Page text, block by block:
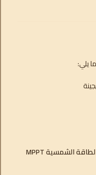
Multi RS مع شواحن الطاقة الشمسية MPPT